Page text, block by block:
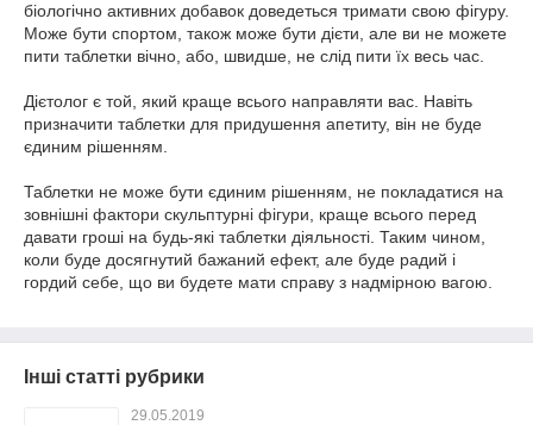
біологічно активних добавок доведеться тримати свою фігуру.
Може бути спортом, також може бути дієти, але ви не можете
пити таблетки вічно, або, швидше, не слід пити їх весь час.
Дієтолог є той, який краще всього направляти вас. Навіть
призначити таблетки для придушення апетиту, він не буде
єдиним рішенням.
Таблетки не може бути єдиним рішенням, не покладатися на
зовнішні фактори скульптурні фігури, краще всього перед
давати гроші на будь-які таблетки діяльності. Таким чином,
коли буде досягнутий бажаний ефект, але буде радий і
гордий себе, що ви будете мати справу з надмірною вагою.
Інші статті рубрики
29.05.2019